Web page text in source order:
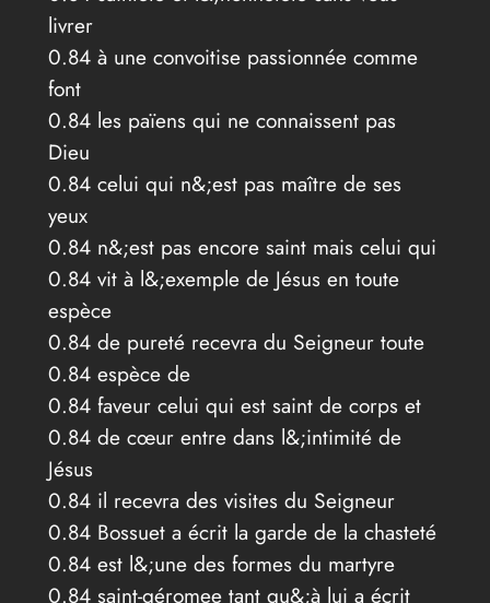
livrer
0.84 à une convoitise passionnée comme
font
0.84 les païens qui ne connaissent pas
Dieu
0.84 celui qui n&;est pas maître de ses
yeux
0.84 n&;est pas encore saint mais celui qui
0.84 vit à l&;exemple de Jésus en toute
espèce
0.84 de pureté recevra du Seigneur toute
0.84 espèce de
0.84 faveur celui qui est saint de corps et
0.84 de cœur entre dans l&;intimité de
Jésus
0.84 il recevra des visites du Seigneur
0.84 Bossuet a écrit la garde de la chasteté
0.84 est l&;une des formes du martyre
0.84 saint-géromee tant qu&;à lui a écrit